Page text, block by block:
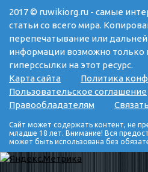
2017 © ruwikiorg.ru - самые
статьи со всего мира.
перепечатывание или
информации возможно только
гиперссылки на этот ресурс.
Карта сайта
Политика
Пользовательское соглашение
Правообладателям
Сайт может содержать контент, не
младше 18 лет. Внимание! Вся
может быть использована без